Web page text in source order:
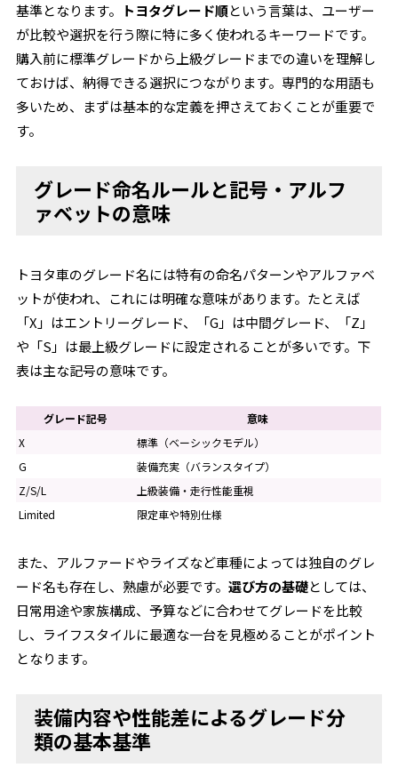
基準となります。
トヨタグレード順という言葉は、ユーザー
が比較や選択を行う際に特に多く使われるキーワードです。
購入前に標準グレードから上級グレードまでの違いを理解し
ておけば、納得できる選択につながります。専門的な用語も
多いため、まずは基本的な定義を押さえておくことが重要で
す。
グレード命名ルールと記号・アルフ
ァベットの意味
トヨタ車のグレード名には特有の命名パターンやアルファベ
ットが使われ、これには明確な意味があります。たとえば
「X」はエントリーグレード、「G」は中間グレード、「Z」
や「S」は最上級グレードに設定されることが多いです。下
表は主な記号の意味です。
グレード記号
意味
X
標準（ベーシックモデル）
G
装備充実（バランスタイプ）
Z/S/L
上級装備・走行性能重視
Limited
限定車や特別仕様
また、アルファードやライズなど車種によっては独自のグレ
ード名も存在し、熟慮が必要です。選び方の基礎としては、
日常用途や家族構成、予算などに合わせてグレードを比較
し、ライフスタイルに最適な一台を見極めることがポイント
となります。
装備内容や性能差によるグレード分
類の基本基準